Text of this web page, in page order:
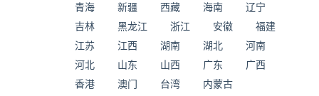
青海
新疆 西藏 海南
辽宁
吉林
黑龙江 浙江 安徽
福建
江苏
江西 湖南 湖北
河南
河北
山东 山西 广东
广西
香港
澳门 台湾 内蒙古